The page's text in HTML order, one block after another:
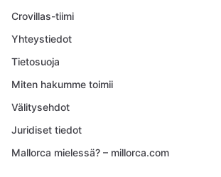
Crovillas-tiimi
Yhteystiedot
Tietosuoja
Miten hakumme toimii
Välitysehdot
Juridiset tiedot
Mallorca mielessä? – millorca.com